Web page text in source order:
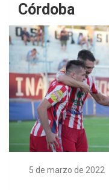
Córdoba
5 de marzo de 2022